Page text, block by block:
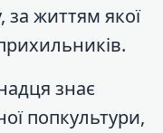
за життям якої
знає
попкультури,